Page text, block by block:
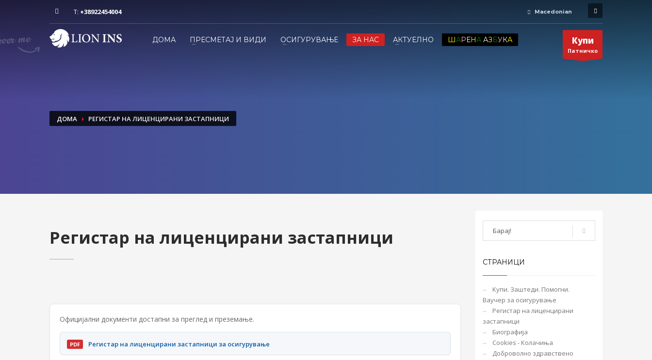
Macedonian
T: +38922454004
ДОМА ПРЕСМЕТАЈ И ВИДИ ОСИГУРУВАЊЕ ЗА НАС АКТУЕЛНО ШАРЕНА АЗБУКА Купи
Патничко
ДОМА РЕГИСТАР НА ЛИЦЕНЦИРАНИ ЗАСТАПНИЦИ
Регистар на лиценцирани застапници
Официјални документи достапни за преглед и преземање.
PDF Регистар на лиценцирани застапници за осигурување
СТРАНИЦИ
Купи. Заштеди. Помогни.
Ваучер за осигурување
Регистар на лиценцирани
застапници
Биографија
Cookies - Колачиња
Доброволно здравствено